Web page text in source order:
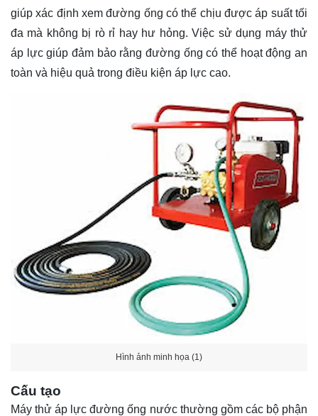
giúp xác định xem đường ống có thể chịu được áp suất tối
đa mà không bị rò rỉ hay hư hỏng. Việc sử dụng máy thử
áp lực giúp đảm bảo rằng đường ống có thể hoạt động an
toàn và hiệu quả trong điều kiện áp lực cao.
Hình ảnh minh họa (1)
Cấu tạo
Máy thử áp lực đường ống nước thường gồm các bộ phận